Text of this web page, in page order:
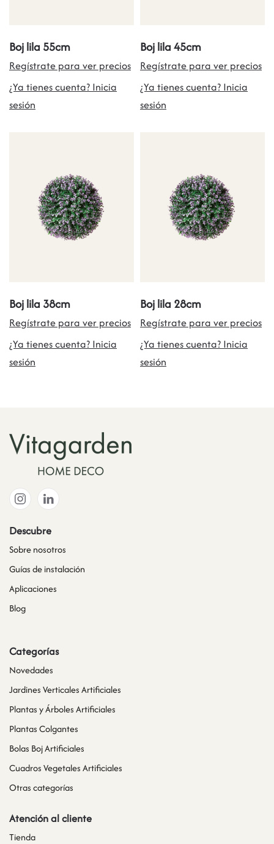
Boj lila 55cm
Regístrate para ver precios
¿Ya tienes cuenta? Inicia
sesión
Boj lila 45cm
Regístrate para ver precios
¿Ya tienes cuenta? Inicia
sesión
Boj lila 38cm
Regístrate para ver precios
¿Ya tienes cuenta? Inicia
sesión
Boj lila 28cm
Regístrate para ver precios
¿Ya tienes cuenta? Inicia
sesión
Descubre
Sobre nosotros
Guías de instalación
Aplicaciones
Blog
Categorías
Novedades
Jardines Verticales Artificiales
Plantas y Árboles Artificiales
Plantas Colgantes
Bolas Boj Artificiales
Cuadros Vegetales Artificiales
Otras categorías
Atención al cliente
Tienda